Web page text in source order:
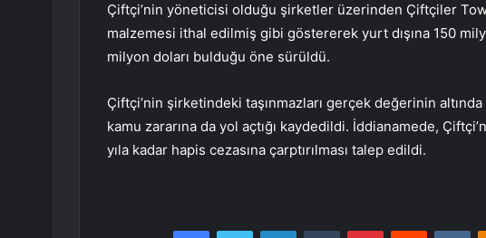
Çiftçi’nin yöneticisi olduğu şirketler üzerinden Çiftçiler
malzemesi ithal edilmiş gibi göstererek yurt dışına 150
milyon doları bulduğu öne sürüldü.
Çiftçi’nin şirketindeki taşınmazları gerçek değerinin
kamu zararına da yol açtığı kaydedildi. İddianamede,
yıla kadar hapis cezasına çarptırılması talep edildi.
FacebookTwitter LinkedInTumblr PinterestReddit